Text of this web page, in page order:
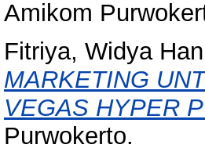
Amikom
Fitriya, Widya
MARKETING
VEGAS HYPER
Purwokerto.